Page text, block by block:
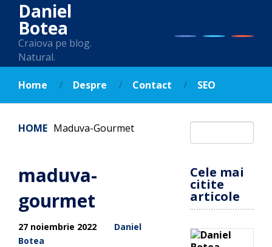
Daniel
Botea
Craiova pe blog.
Natural.
Home Despre Contact SEO
HOME Maduva-Gourmet
maduva-
gourmet
27 noiembrie 2022
Daniel
Botea
Cele mai
citite
articole